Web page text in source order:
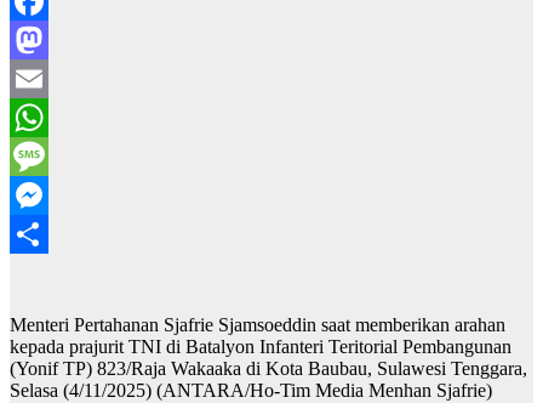
Facebook
Mastodon
Email
WhatsApp
Message
Messenger
Menteri Pertahanan Sjafrie Sjamsoeddin saat memberikan arahan
kepada prajurit TNI di Batalyon Infanteri Teritorial Pembangunan
(Yonif TP) 823/Raja Wakaaka di Kota Baubau, Sulawesi Tenggara,
Selasa (4/11/2025) (ANTARA/Ho-Tim Media Menhan Sjafrie)